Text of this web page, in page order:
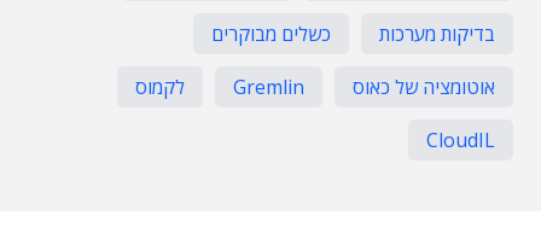
בדיקות מערכות
כשלים מבוקרים
אוטומציה של כאוס
Gremlin
לקמוס
CloudIL